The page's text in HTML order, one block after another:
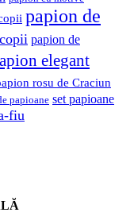
papion de
papion de
elegant
rosu de Craciun
papioane set papioane
fiu